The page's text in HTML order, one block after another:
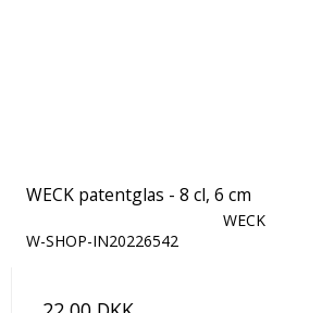
WECK patentglas - 8 cl, 6 cm
WECK
W-SHOP-IN20226542